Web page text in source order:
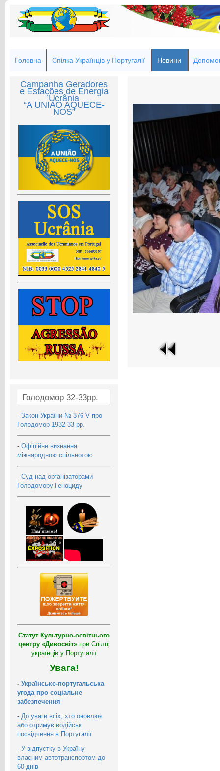
Головна Спілка Українців у Португалії Новини
Campanha Geradores
e Estações de Energia
Ucrânia
“A UNIÃO AQUECE-
NOS”
Голодомор 32-33рр.
- Закон України № 376-V про
Голодомор 1932-33 рр.
- Офіційне визнання
міжнародною спільнотою
- Суд над організаторами
Голодомору-Геноциду
Статут Культурно-освітнього
центру «Дивосвіт» при Спілці
українців у Португалії
Увага!
- Українсько-португальська
угода про соціальне
забезпечення
- До уваги всіх, хто оновлює
або отримує водійські
посвідчення в Португалії
- У відпустку в Україну
власним автотранспортом до
60 днів